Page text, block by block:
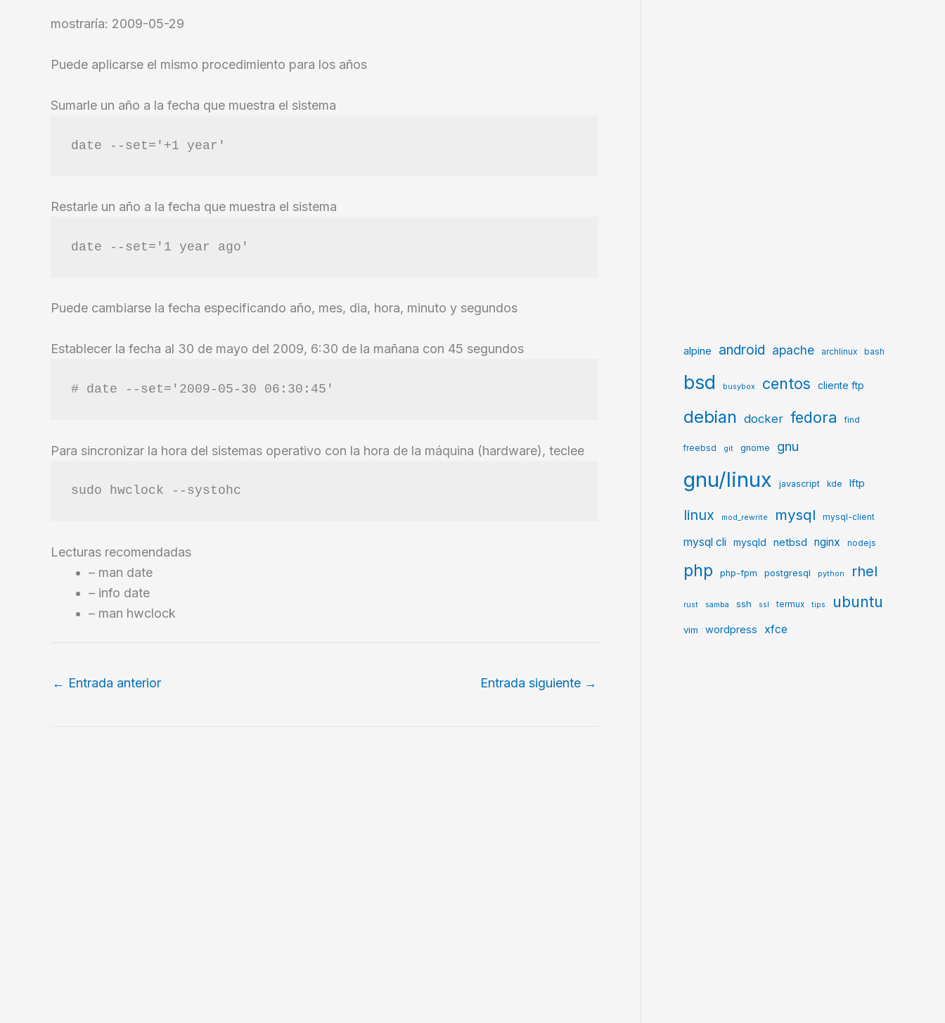
mostraría: 2009-05-29
Puede aplicarse el mismo procedimiento para los años
Sumarle un año a la fecha que muestra el sistema
date --set='+1 year'
Restarle un año a la fecha que muestra el sistema
date --set='1 year ago'
Puede cambiarse la fecha especificando año, mes, dia, hora, minuto y segundos
Establecer la fecha al 30 de mayo del 2009, 6:30 de la mañana con 45 segundos
# date --set='2009-05-30 06:30:45'
Para sincronizar la hora del sistemas operativo con la hora de la máquina (hardware), teclee
sudo hwclock --systohc
Lecturas recomendadas
– man date
– info date
– man hwclock
← Entrada anterior Entrada siguiente →
alpine android apache archlinux bash
bsd busybox centos cliente ftp
debian docker fedora find
freebsd git gnome gnu
gnu/linux javascript kde lftp
linux mod_rewrite mysql mysql-client
mysql cli mysqld netbsd nginx nodejs
php php-fpm postgresql python rhel
rust samba ssh ssl termux tips ubuntu
vim wordpress xfce